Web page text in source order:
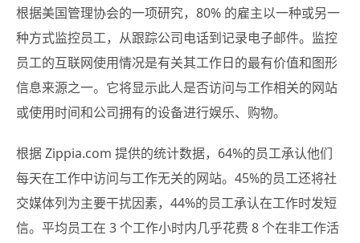
根据美国管理协会的一项研究，80% 的雇主以一种或另一
种方式监控员工，从跟踪公司电话到记录电子邮件。监控
员工的互联网使用情况是有关其工作日的最有价值和图形
信息来源之一。它将显示此人是否访问与工作相关的网站
或使用时间和公司拥有的设备进行娱乐、购物。
根据 Zippia.com 提供的统计数据，64%的员工承认他们
每天在工作中访问与工作无关的网站。45%的员工还将社
交媒体列为主要干扰因素，44%的员工承认在工作时发短
信。平均员工在 3 个工作小时内几乎花费 8 个在非工作活